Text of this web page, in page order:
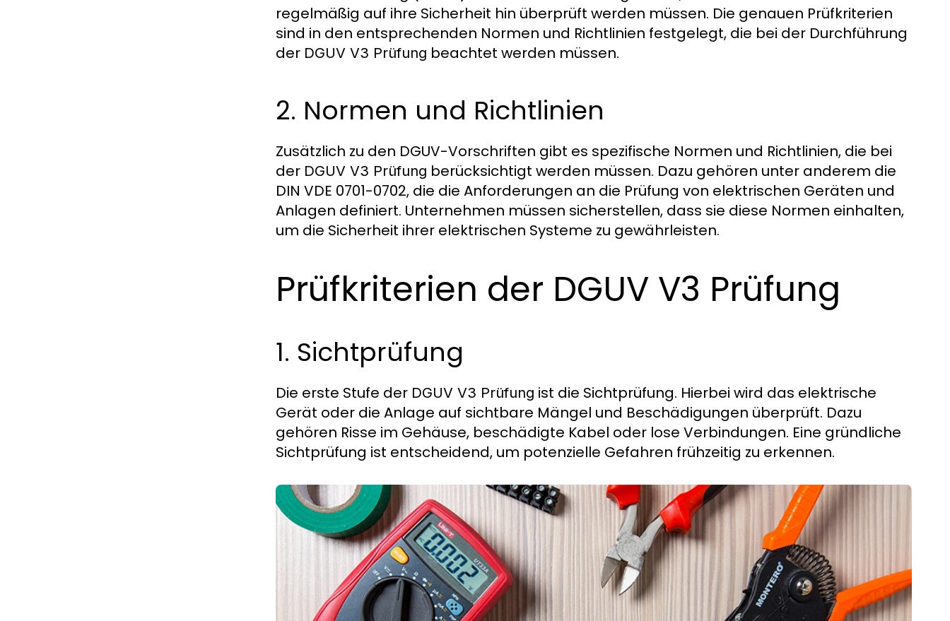
regelmäßig auf ihre Sicherheit hin überprüft werden müssen. Die genauen Prüfkriterien
sind in den entsprechenden Normen und Richtlinien festgelegt, die bei der Durchführung
der DGUV V3 Prüfung beachtet werden müssen.
2. Normen und Richtlinien
Zusätzlich zu den DGUV-Vorschriften gibt es spezifische Normen und Richtlinien, die bei
der DGUV V3 Prüfung berücksichtigt werden müssen. Dazu gehören unter anderem die
DIN VDE 0701-0702, die die Anforderungen an die Prüfung von elektrischen Geräten und
Anlagen definiert. Unternehmen müssen sicherstellen, dass sie diese Normen einhalten,
um die Sicherheit ihrer elektrischen Systeme zu gewährleisten.
Prüfkriterien der DGUV V3 Prüfung
1. Sichtprüfung
Die erste Stufe der DGUV V3 Prüfung ist die Sichtprüfung. Hierbei wird das elektrische
Gerät oder die Anlage auf sichtbare Mängel und Beschädigungen überprüft. Dazu
gehören Risse im Gehäuse, beschädigte Kabel oder lose Verbindungen. Eine gründliche
Sichtprüfung ist entscheidend, um potenzielle Gefahren frühzeitig zu erkennen.